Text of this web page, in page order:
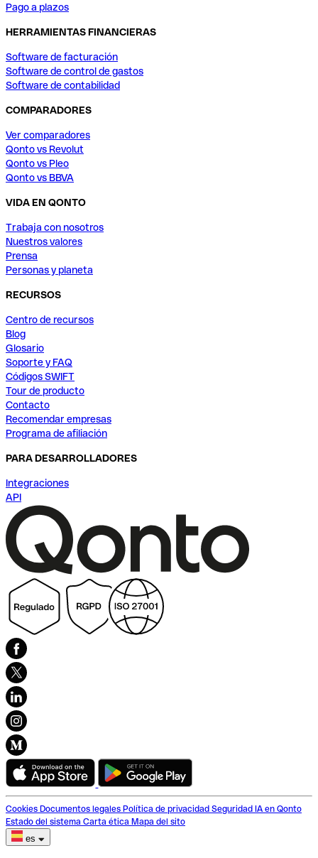
Pago a plazos
HERRAMIENTAS FINANCIERAS
Software de facturación
Software de control de gastos
Software de contabilidad
COMPARADORES
Ver comparadores
Qonto vs Revolut
Qonto vs Pleo
Qonto vs BBVA
VIDA EN QONTO
Trabaja con nosotros
Nuestros valores
Prensa
Personas y planeta
RECURSOS
Centro de recursos
Blog
Glosario
Soporte y FAQ
Códigos SWIFT
Tour de producto
Contacto
Recomendar empresas
Programa de afiliación
PARA DESARROLLADORES
Integraciones
API
Cookies Documentos legales Política de privacidad Seguridad IA en Qonto
Estado del sistema Carta ética Mapa del sito
es